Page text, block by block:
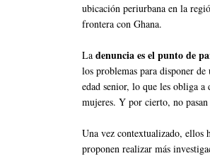
ubicación periurbana en la
frontera con Ghana.
La denuncia es el punto de
los problemas para disponer
edad senior, lo que les obliga a
mujeres. Y por cierto, no pasan
Una vez contextualizado, ellos
proponen realizar más